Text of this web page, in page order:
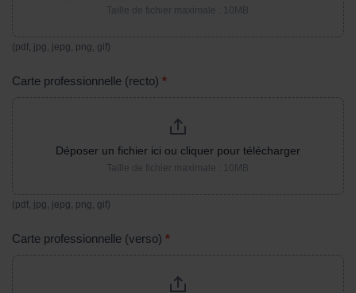
Taille de fichier maximale : 10MB
(pdf, jpg, jepg, png, gif)
Carte professionnelle (recto) *
Déposer un fichier ici ou cliquer pour télécharger
Taille de fichier maximale : 10MB
(pdf, jpg, jepg, png, gif)
Carte professionnelle (verso) *